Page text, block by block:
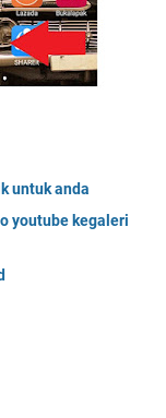
untuk anda
youtube kegaleri